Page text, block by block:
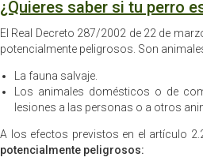
¿Quieres saber si tu perro
El Real Decreto 287/2002 de 22 de
potencialmente peligrosos. Son
La fauna salvaje.
Los animales domésticos o de
lesiones a las personas o a otros
A los efectos previstos en el artículo
potencialmente peligrosos: